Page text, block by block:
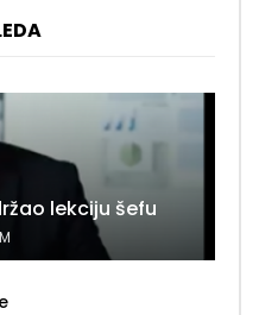
lekciju šefu